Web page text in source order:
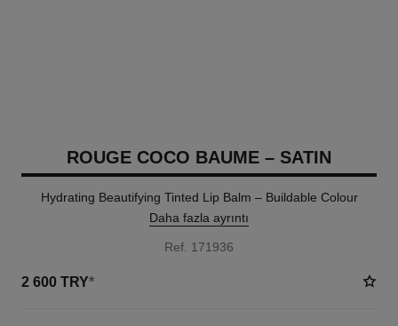
ROUGE COCO BAUME – SATIN
Hydrating Beautifying Tinted Lip Balm – Buildable Colour
Daha fazla ayrıntı
Ref. 171936
2 600 TRY*